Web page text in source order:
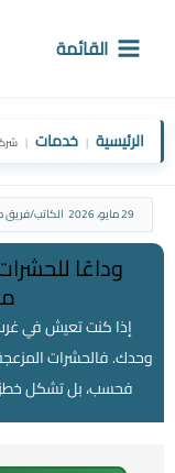
القائمة
الرئيسية | خدمات |
29 مايو، 2026 الكاتب/فريق
وداعًا
إذا كنت تعيش في
وحدك. فالحشرات
فحسب، بل تشكل